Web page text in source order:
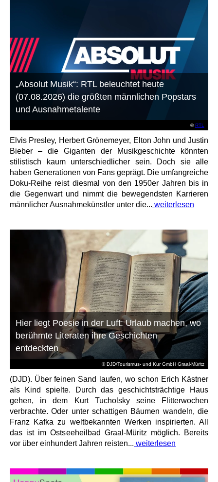
©RTL
„Absolut Musik“: RTL beleuchtet heute
(07.08.2026) die größten männlichen Popstars
und Ausnahmetalente
Elvis Presley, Herbert Grönemeyer, Elton John und Justin
Bieber – die Giganten der Musikgeschichte könnten
stilistisch kaum unterschiedlicher sein. Doch sie alle
haben Generationen von Fans geprägt. Die umfangreiche
Doku-Reihe reist diesmal von den 1950er Jahren bis in
die Gegenwart und nimmt die bewegendsten Karrieren
männlicher Ausnahmekünstler unter die... weiterlesen
© DJD/Tourismus- und Kur GmbH Graal-Müritz
Hier liegt Poesie in der Luft: Urlaub machen, wo
berühmte Literaten ihre Geschichten
entdeckten
(DJD). Über feinen Sand laufen, wo schon Erich Kästner
als Kind spielte. Durch das geschichtsträchtige Haus
gehen, in dem Kurt Tucholsky seine Flitterwochen
verbrachte. Oder unter schattigen Bäumen wandeln, die
Franz Kafka zu weltbekannten Werken inspirierten. All
das ist im Ostseeheilbad Graal-Müritz möglich. Bereits
vor über einhundert Jahren reisten... weiterlesen